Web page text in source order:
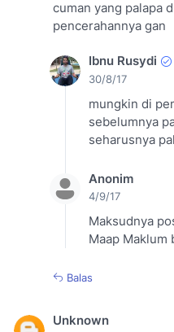
cuman yang palapa
pencerahannya gan
Ibnu Rusydi
30/8/17
mungkin di
sebelumnya
seharusnya
Anonim
4/9/17
Maksudnya
Maap Maklum
Balas
Unknown